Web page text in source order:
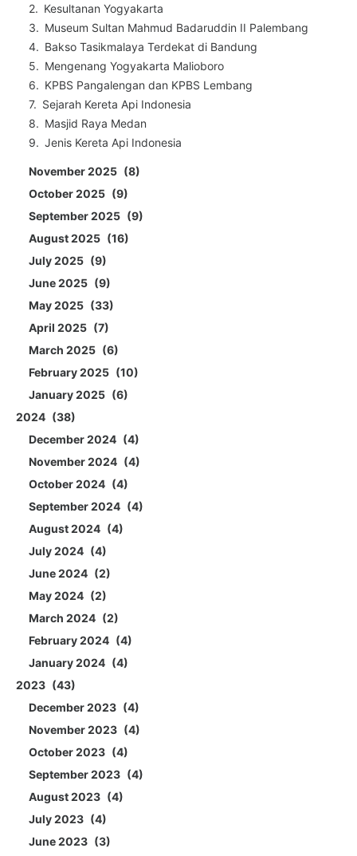
Kesultanan Yogyakarta
Museum Sultan Mahmud Badaruddin II Palembang
Bakso Tasikmalaya Terdekat di Bandung
Mengenang Yogyakarta Malioboro
KPBS Pangalengan dan KPBS Lembang
Sejarah Kereta Api Indonesia
Masjid Raya Medan
Jenis Kereta Api Indonesia
November 2025
8
October 2025
9
September 2025
9
August 2025
16
July 2025
9
June 2025
9
May 2025
33
April 2025
7
March 2025
6
February 2025
10
January 2025
6
2024
38
December 2024
4
November 2024
4
October 2024
4
September 2024
4
August 2024
4
July 2024
4
June 2024
2
May 2024
2
March 2024
2
February 2024
4
January 2024
4
2023
43
December 2023
4
November 2023
4
October 2023
4
September 2023
4
August 2023
4
July 2023
4
June 2023
3